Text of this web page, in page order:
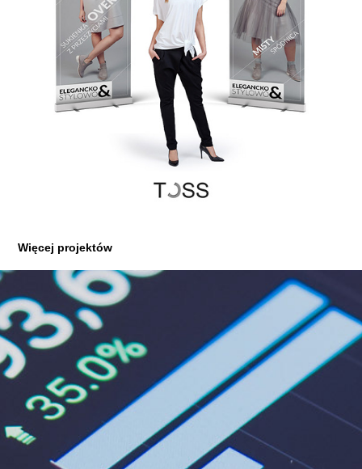
Więcej projektów
4YC
2018